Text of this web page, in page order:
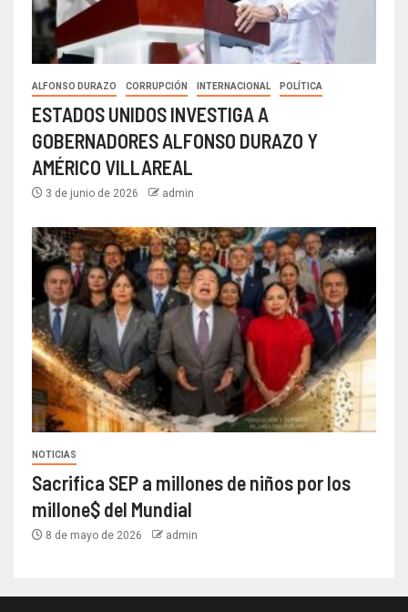
ALFONSO DURAZO CORRUPCIÓN INTERNACIONAL POLÍTICA
ESTADOS UNIDOS INVESTIGA A
GOBERNADORES ALFONSO DURAZO Y
AMÉRICO VILLAREAL
3 de junio de 2026 admin
NOTICIAS
Sacrifica SEP a millones de niños por los
millone$ del Mundial
8 de mayo de 2026 admin